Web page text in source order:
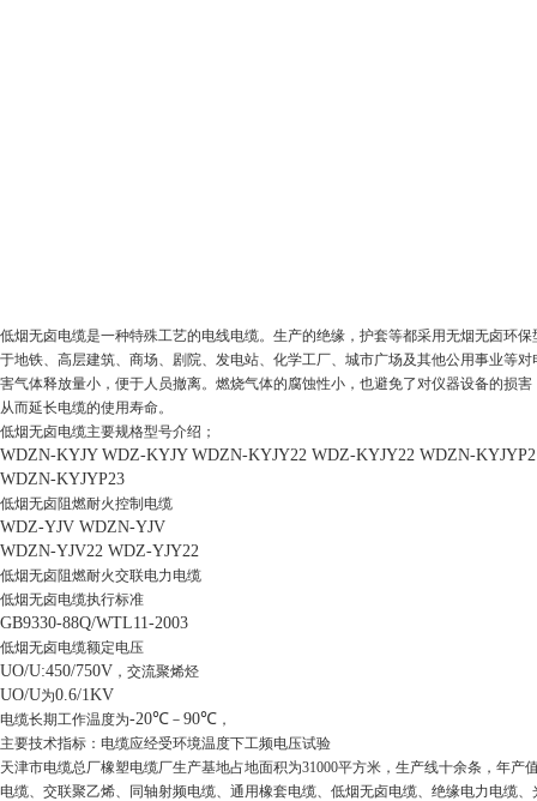
低烟无卤电缆是一种特殊工艺的电线电缆。生产的绝缘，护套等都采用无烟无卤环保
于地铁、高层建筑、商场、剧院、发电站、化学工厂、城市广场及其他公用事业等
害气体释放量小，便于人员撤离。燃烧气体的腐蚀性小，也避免了对仪器设备的损
从而延长电缆的使用寿命。
低烟无卤电缆主要规格型号介绍；
WDZN-KYJY WDZ-KYJY WDZN-KYJY22 WDZ-KYJY22 WDZN-KYJYP2
WDZN-KYJYP23
低烟无卤阻燃耐火控制电缆
WDZ-YJV WDZN-YJV
WDZN-YJV22 WDZ-YJY22
低烟无卤阻燃耐火交联电力电缆
低烟无卤电缆执行标准
GB9330-88Q/WTL11-2003
低烟无卤电缆额定电压
UO/U:450/750V ，交流聚烯烃
UO/U为0.6/1KV
电缆长期工作温度为-20℃ － 90℃ ，
主要技术指标：电缆应经受环境温度下工频电压试验
天津市电缆总厂橡塑电缆厂生产基地占地面积为31000平方米，生产线十余条，年产
电缆、交联聚乙烯、同轴射频电缆、通用橡套电缆、低烟无卤电缆、绝缘电力电缆